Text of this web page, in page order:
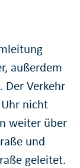
außerdem
Der Verkehr
nicht
weiter über
und
geleitet.